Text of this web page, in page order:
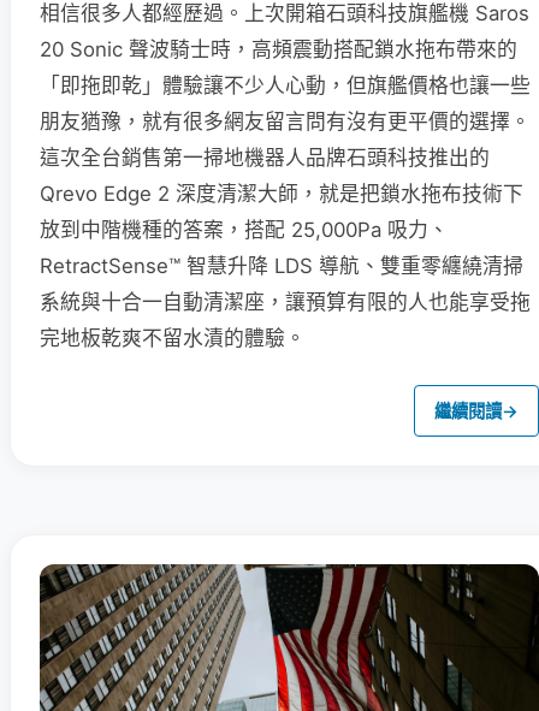
相信很多人都經歷過。上次開箱石頭科技旗艦機 Saros
20 Sonic 聲波騎士時，高頻震動搭配鎖水拖布帶來的
「即拖即乾」體驗讓不少人心動，但旗艦價格也讓一些
朋友猶豫，就有很多網友留言問有沒有更平價的選擇。
這次全台銷售第一掃地機器人品牌石頭科技推出的
Qrevo Edge 2 深度清潔大師，就是把鎖水拖布技術下
放到中階機種的答案，搭配 25,000Pa 吸力、
RetractSense™ 智慧升降 LDS 導航、雙重零纏繞清掃
系統與十合一自動清潔座，讓預算有限的人也能享受拖
完地板乾爽不留水漬的體驗。
繼續閱讀→